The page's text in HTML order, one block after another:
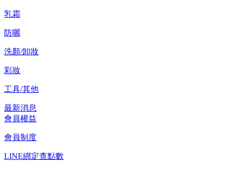
乳霜
防曬
洗顏/卸妝
彩妝
工具/其他
最新消息
會員權益
會員制度
LINE綁定查點數